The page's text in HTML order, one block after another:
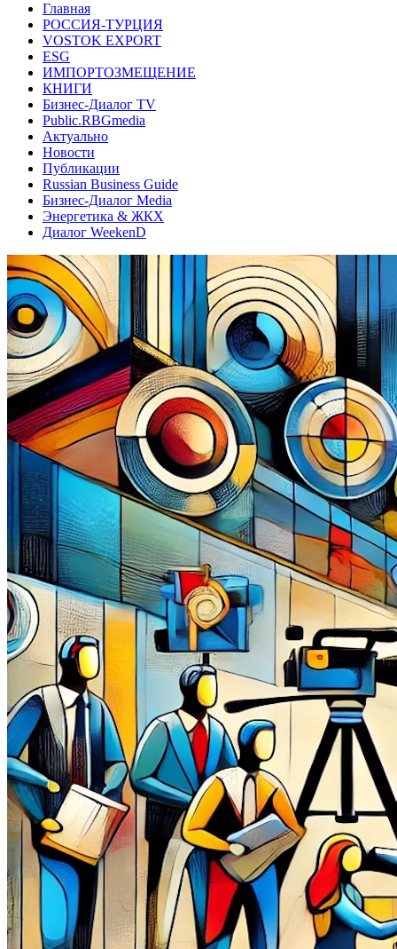
Главная
РОССИЯ-ТУРЦИЯ
VOSTOK EXPORT
ESG
ИМПОРТОЗМЕЩЕНИЕ
КНИГИ
Бизнес-Диалог TV
Public.RBGmedia
Актуально
Новости
Публикации
Russian Business Guide
Бизнес-Диалог Media
Энергетика & ЖКХ
Диалог WeekenD